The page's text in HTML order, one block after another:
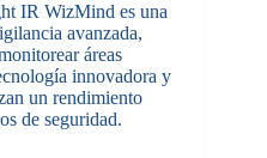
IR WizMind es una
avanzada,
áreas
innovadora y
un rendimiento
de seguridad.